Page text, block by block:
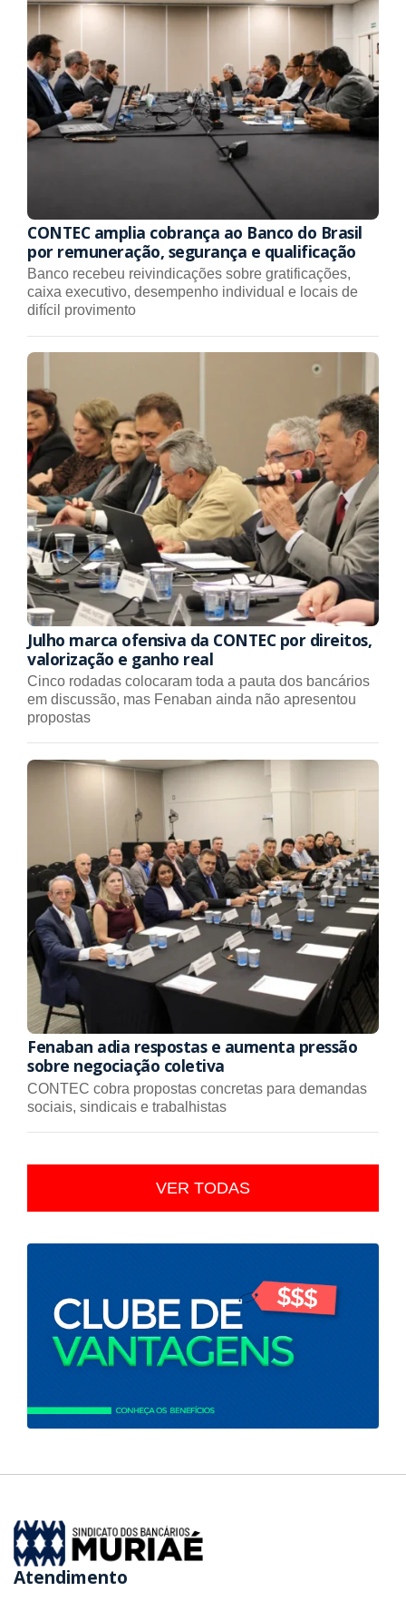
CONTEC amplia cobrança ao Banco do Brasil
por remuneração, segurança e qualificação
Banco recebeu reivindicações sobre gratificações,
caixa executivo, desempenho individual e locais de
difícil provimento
Julho marca ofensiva da CONTEC por direitos,
valorização e ganho real
Cinco rodadas colocaram toda a pauta dos bancários
em discussão, mas Fenaban ainda não apresentou
propostas
Fenaban adia respostas e aumenta pressão
sobre negociação coletiva
CONTEC cobra propostas concretas para demandas
sociais, sindicais e trabalhistas
VER TODAS
Atendimento